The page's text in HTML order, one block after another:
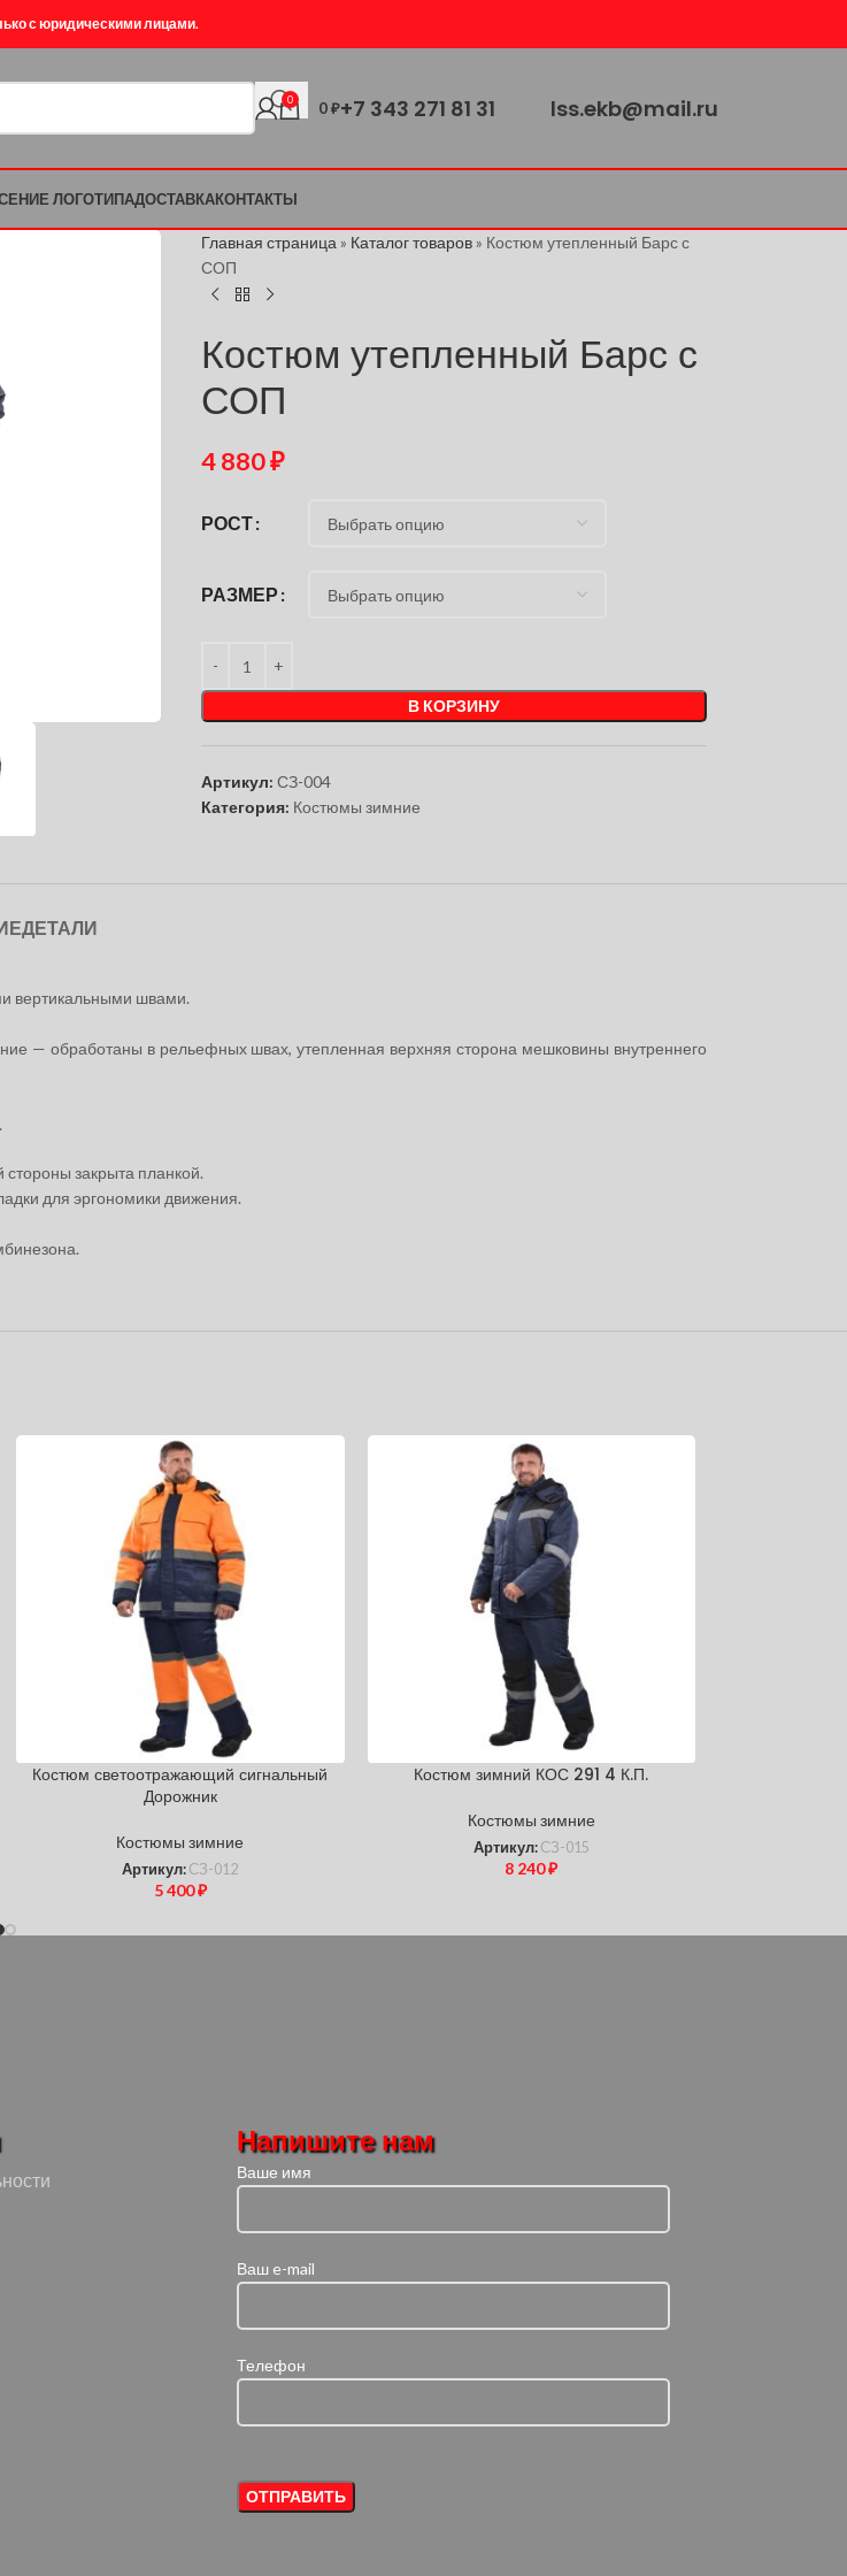
с юридическими лицами.
0 0₽+7 343 271 81 31 lss.ekb@mail.ru
ЛОГОТИПАДОСТАВКАКОНТАКТЫ
Главная страница » Каталог товаров» Костюм утепленный Барс с
СОП
Костюм утепленный Барс с
СОП
4 880₽
РОСТ
РАЗМЕР
В КОРЗИНУ
Артикул:СЗ-004
Категория: Костюмы зимние
ДЕТАЛИ
вертикальными швами.
— обработаны в рельефных швах, утепленная верхняя сторона мешковины внутреннего
стороны закрыта планкой.
для эргономики движения.
Костюм светоотражающий сигнальный
Дорожник
Костюмы зимние
Артикул: СЗ-012
5 400₽
Костюм зимний КОС 291 4 К.П.
Костюмы зимние
Артикул: СЗ-015
8 240₽
Напишите нам
Ваше имя
Ваш e-mail
Телефон